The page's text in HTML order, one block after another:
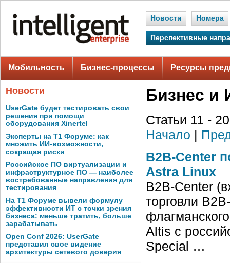
Новости Номера
Перспективные
Мобильность Бизнес-процессы Ресурсы
Новости
UserGate будет тестировать свои
решения при помощи
оборудования Xinertel
Эксперты на Т1 Форуме: как
множить ИИ-возможности,
сокращая риски
Российское ПО виртуализации и
инфраструктурное ПО — наиболее
востребованные направления для
тестирования
На Т1 Форуме вывели формулу
эффективности ИТ с точки зрения
бизнеса: меньше тратить, больше
зарабатывать
Open Conf 2026: UserGate
представил свое видение
архитектуры сетевого доверия
Бизнес и
Статьи 11 -
Начало |
B2B-Center
Astra Linux
B2B-Center
торговли
Altis с
Special …